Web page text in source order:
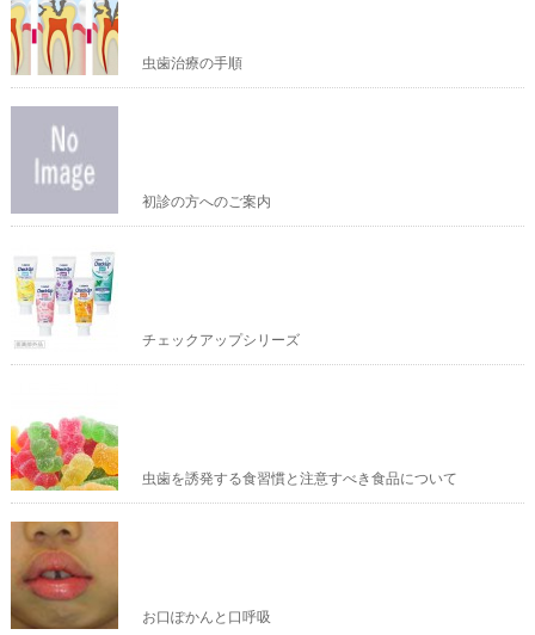
虫歯治療の手順
初診の方へのご案内
チェックアップシリーズ
虫歯を誘発する食習慣と注意すべき食品について
お口ぽかんと口呼吸